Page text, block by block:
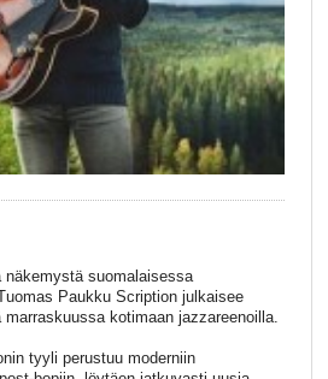
näkemystä suomalaisessa
Paukku Scription julkaisee
kotimaan jazzareenoilla.
tyyli perustuu moderniin